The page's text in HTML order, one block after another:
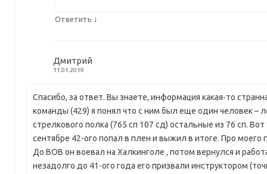
Ответить ↓
Дмитрий
11.01.2019
Спасибо, за ответ. Вы знаете, информация какая-то
команды (429) я понял что с ним был еще один человек –
стрелкового полка (765 сп 107 сд) остальные из 76 сп.
сентябре 42-ого попал в плен и выжил в итоге. Про моего
До ВОВ он воевал на Халкинголе , потом вернулся и
незадолго до 41-ого года его призвали инструктором